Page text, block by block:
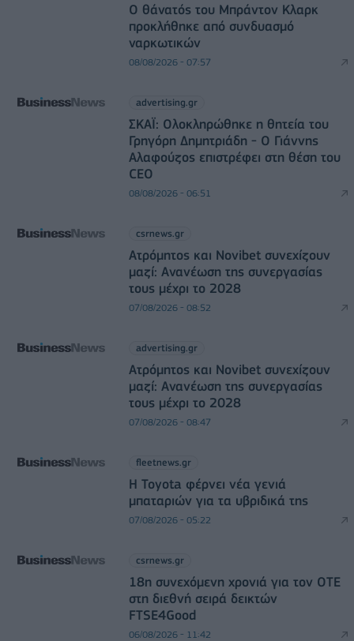
O θάνατός του Μπράντον Κλαρκ
προκλήθηκε από συνδυασμό
ναρκωτικών
08/08/2026 - 07:57
advertising.gr
ΣΚΑΪ: Ολοκληρώθηκε η θητεία του
Γρηγόρη Δημητριάδη - Ο Γιάννης
Αλαφούζος επιστρέφει στη θέση του
CEO
08/08/2026 - 06:51
csrnews.gr
Ατρόμητος και Novibet συνεχίζουν
μαζί: Ανανέωση της συνεργασίας
τους μέχρι το 2028
07/08/2026 - 08:52
advertising.gr
Ατρόμητος και Novibet συνεχίζουν
μαζί: Ανανέωση της συνεργασίας
τους μέχρι το 2028
07/08/2026 - 08:47
fleetnews.gr
Η Toyota φέρνει νέα γενιά
μπαταριών για τα υβριδικά της
07/08/2026 - 05:22
csrnews.gr
18η συνεχόμενη χρονιά για τον ΟΤΕ
στη διεθνή σειρά δεικτών
FTSE4Good
06/08/2026 - 11:42